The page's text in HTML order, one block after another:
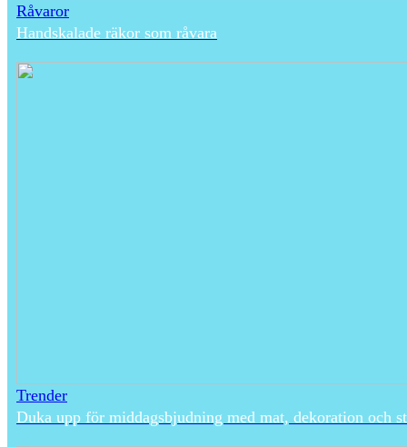
Råvaror
Handskalade räkor som råvara
Trender
Duka upp för middagsbjudning med mat, dekoration och